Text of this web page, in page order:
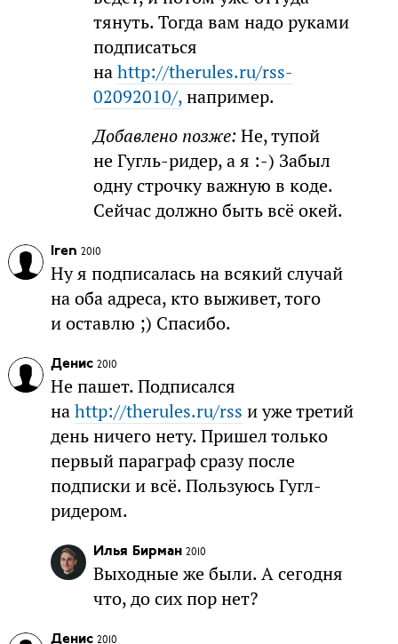
тянуть. Тогда вам надо руками
подписаться
наhttp://therules.ru/rss-
02092010/,например.
Добавлено позже:Не, тупой
не Гугль-ридер, а я :-) Забыл
одну строчку важную в коде.
Сейчас должно быть всё окей.
Iren 2010
Ну я подписалась на всякий случай
на оба адреса, кто выживет, того
и оставлю ;) Спасибо.
Денис 2010
Не пашет. Подписался
наhttp://therules.ru/rss и уже третий
день ничего нету. Пришел только
первый параграф сразу после
подписки и всё. Пользуюсь Гугл-
ридером.
Илья Бирман 2010
Выходные же были. А сегодня
что, до сих пор нет?
Денис 2010